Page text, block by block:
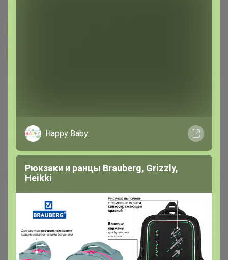
Ожидание ~ 14 дней
Пристрой 6 лотов
Комментарии к лотам 1.8K
Отзывы участников 9.8K
Новости
Happy Baby
Рюкзаки и ранцы Brauberg, Grizzly,
Heikki